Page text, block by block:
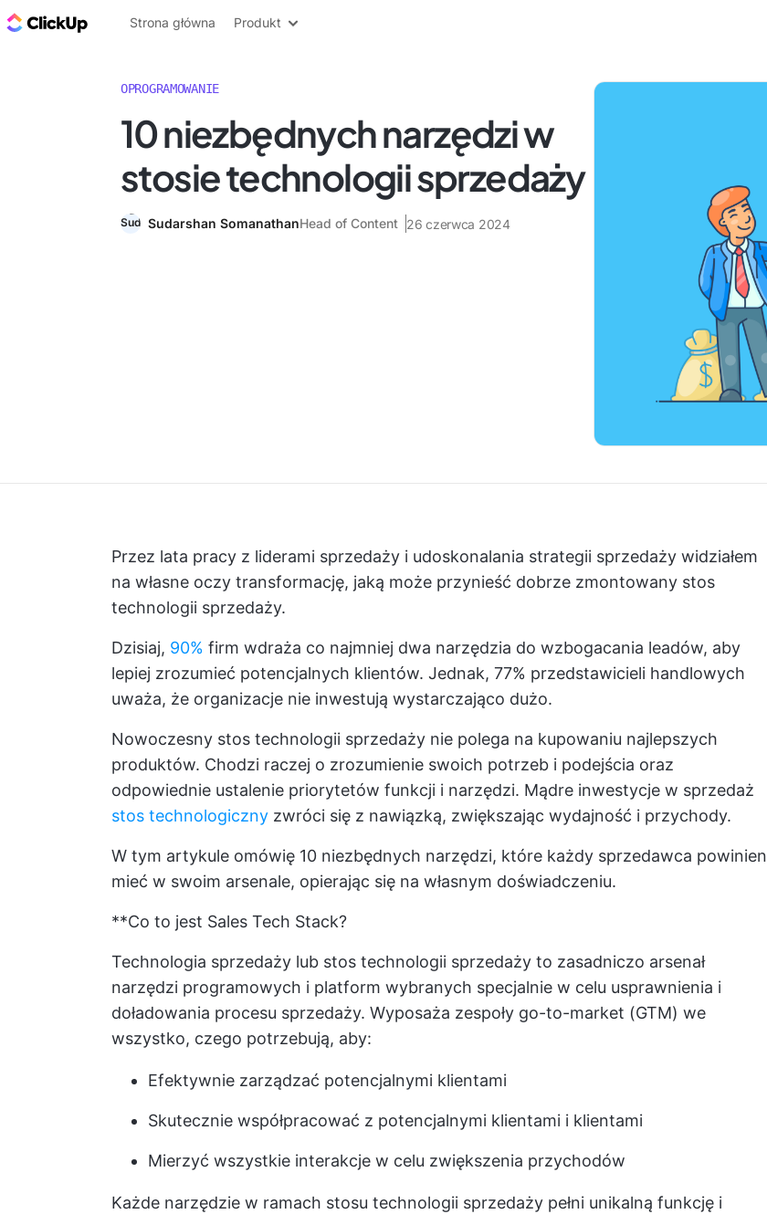
ClickUp Blog
Strona główna Produkt
OPROGRAMOWANIE
10 niezbędnych narzędzi w
stosie technologii sprzedaży
Sudarshan SomanathanHead of Content 26 czerwca 2024
Przez lata pracy z liderami sprzedaży i udoskonalania strategii sprzedaży widziałem
na własne oczy transformację, jaką może przynieść dobrze zmontowany stos
technologii sprzedaży.
Dzisiaj, 90% firm wdraża co najmniej dwa narzędzia do wzbogacania leadów, aby
lepiej zrozumieć potencjalnych klientów. Jednak, 77% przedstawicieli handlowych
uważa, że organizacje nie inwestują wystarczająco dużo.
Nowoczesny stos technologii sprzedaży nie polega na kupowaniu najlepszych
produktów. Chodzi raczej o zrozumienie swoich potrzeb i podejścia oraz
odpowiednie ustalenie priorytetów funkcji i narzędzi. Mądre inwestycje w sprzedaż
stos technologiczny zwróci się z nawiązką, zwiększając wydajność i przychody.
W tym artykule omówię 10 niezbędnych narzędzi, które każdy sprzedawca powinien
mieć w swoim arsenale, opierając się na własnym doświadczeniu.
**Co to jest Sales Tech Stack?
Technologia sprzedaży lub stos technologii sprzedaży to zasadniczo arsenał
narzędzi programowych i platform wybranych specjalnie w celu usprawnienia i
doładowania procesu sprzedaży. Wyposaża zespoły go-to-market (GTM) we
wszystko, czego potrzebują, aby:
Efektywnie zarządzać potencjalnymi klientami
Skutecznie współpracować z potencjalnymi klientami i klientami
Mierzyć wszystkie interakcje w celu zwiększenia przychodów
Każde narzędzie w ramach stosu technologii sprzedaży pełni unikalną funkcję i